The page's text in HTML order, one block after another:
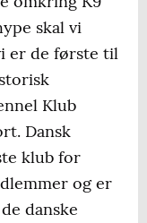
skal vi
er de første til
Klub
Dansk
klub for
og er
danske